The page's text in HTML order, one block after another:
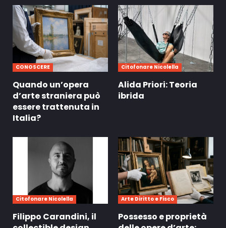
CONOSCERE
Quando un’opera
d’arte straniera può
essere trattenuta in
Italia?
Citofonare Nicolella
Alida Priori: Teoria
ibrida
Citofonare Nicolella
Filippo Carandini, il
Arte Diritto e Fisco
Possesso e proprietà